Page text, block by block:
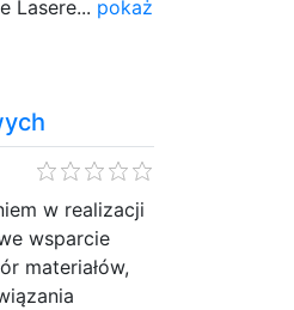
Lasere... pokaż
w realizacji
wsparcie
materiałów,